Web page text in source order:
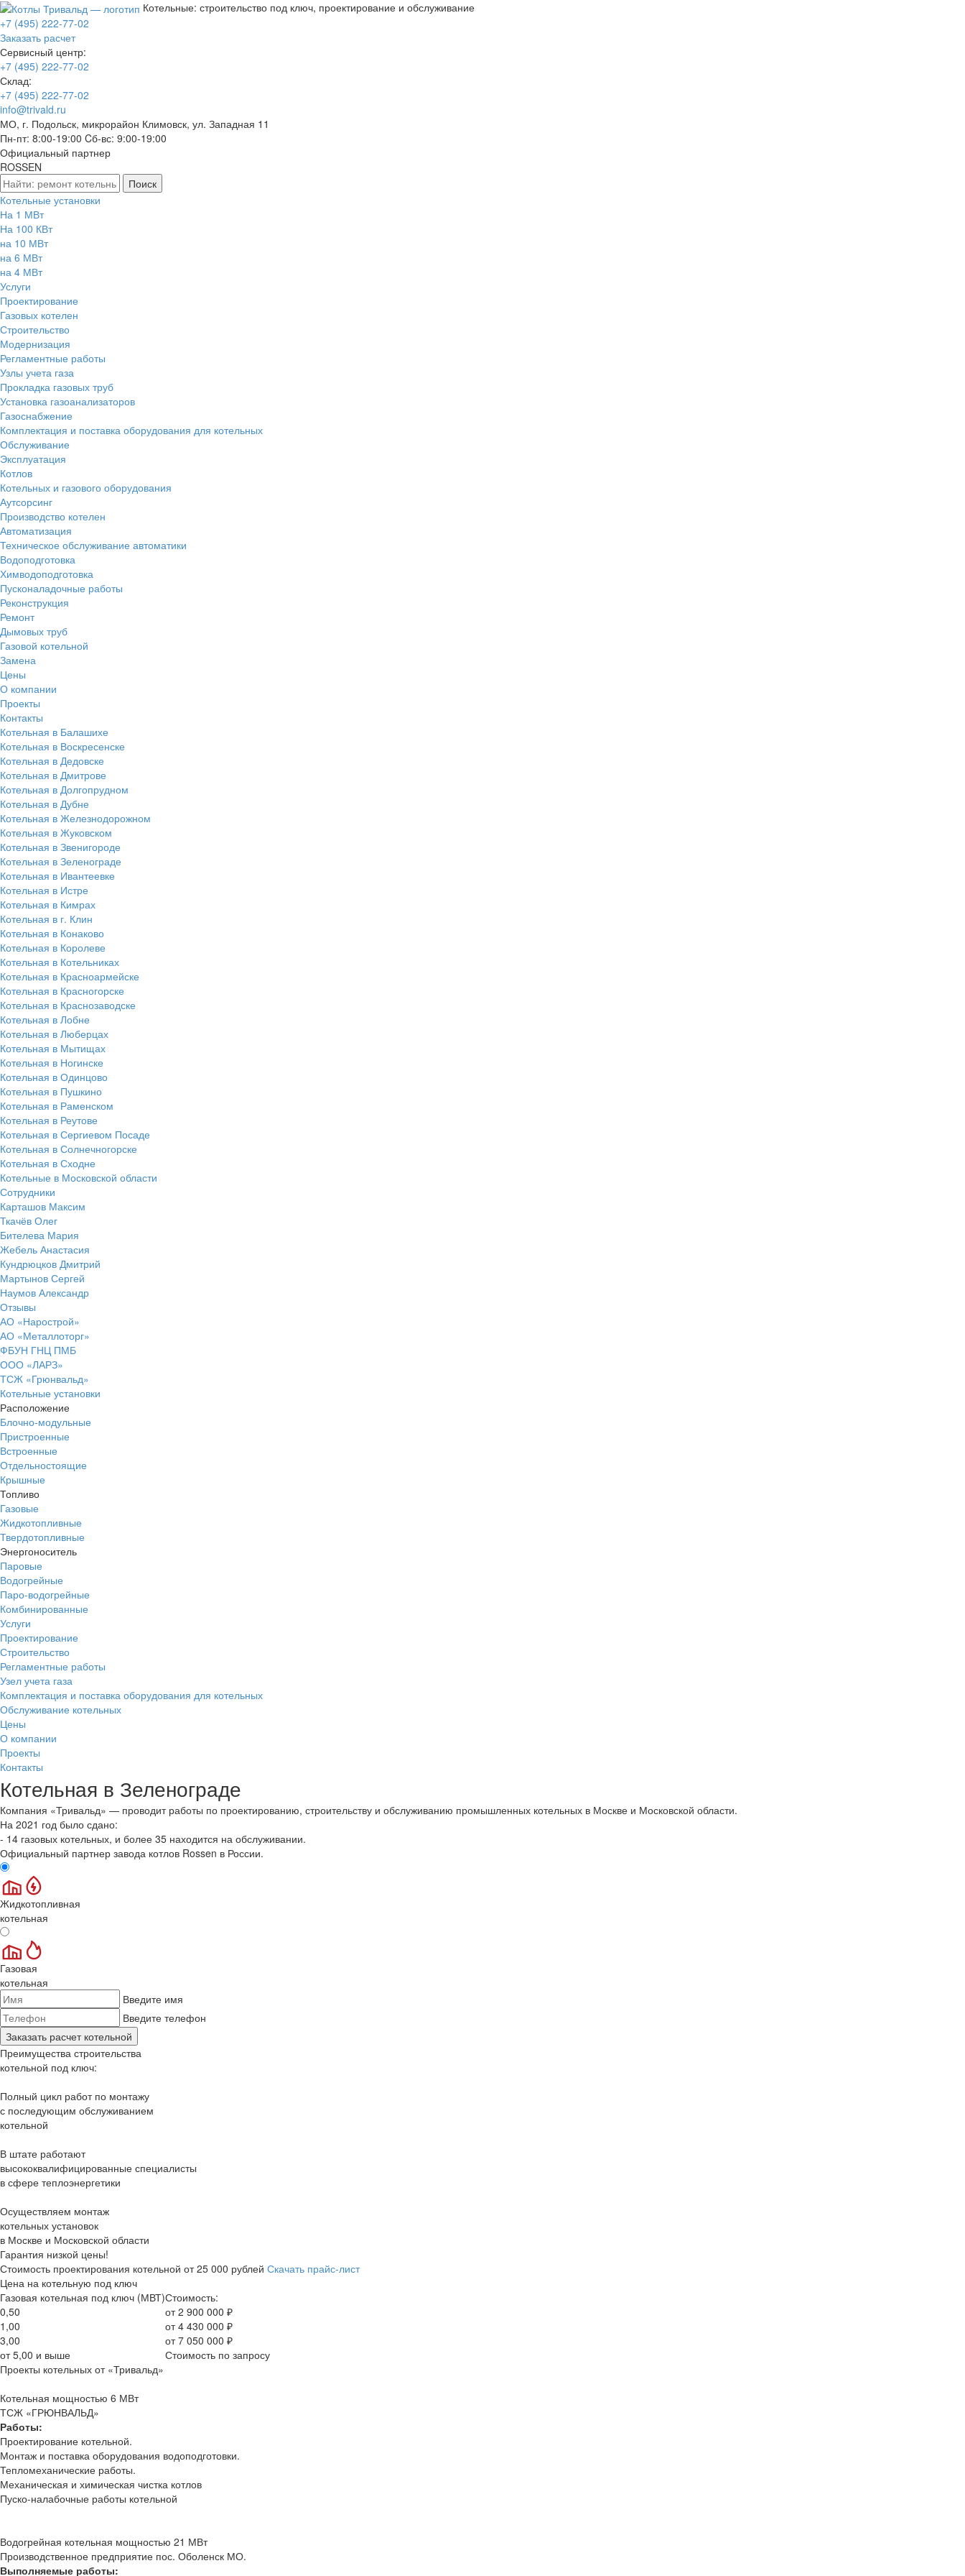
Котельные: строительство под ключ, проектирование и обслуживание
+7 (495) 222-77-02
Заказать расчет
Сервисный центр:
+7 (495) 222-77-02
Склад:
+7 (495) 222-77-02
info@trivald.ru
МО, г. Подольск, микрорайон Климовск, ул. Западная 11
Пн-пт: 8:00-19:00 Cб-вс: 9:00-19:00
Официальный партнер
ROSSEN
Котельные установки
На 1 МВт
На 100 КВт
на 10 МВт
на 6 МВт
на 4 МВт
Услуги
Проектирование
Газовых котелен
Строительство
Модернизация
Регламентные работы
Узлы учета газа
Прокладка газовых труб
Установка газоанализаторов
Газоснабжение
Комплектация и поставка оборудования для котельных
Обслуживание
Эксплуатация
Котлов
Котельных и газового оборудования
Аутсорсинг
Производство котелен
Автоматизация
Техническое обслуживание автоматики
Водоподготовка
Химводоподготовка
Пусконаладочные работы
Реконструкция
Ремонт
Дымовых труб
Газовой котельной
Замена
Цены
О компании
Проекты
Контакты
Котельная в Балашихе
Котельная в Воскресенске
Котельная в Дедовске
Котельная в Дмитрове
Котельная в Долгопрудном
Котельная в Дубне
Котельная в Железнодорожном
Котельная в Жуковском
Котельная в Звенигороде
Котельная в Зеленограде
Котельная в Ивантеевке
Котельная в Истре
Котельная в Кимрах
Котельная в г. Клин
Котельная в Конаково
Котельная в Королеве
Котельная в Котельниках
Котельная в Красноармейске
Котельная в Красногорске
Котельная в Краснозаводске
Котельная в Лобне
Котельная в Люберцах
Котельная в Мытищах
Котельная в Ногинске
Котельная в Одинцово
Котельная в Пушкино
Котельная в Раменском
Котельная в Реутове
Котельная в Сергиевом Посаде
Котельная в Солнечногорске
Котельная в Сходне
Котельные в Московской области
Сотрудники
Карташов Максим
Ткачёв Олег
Бителева Мария
Жебель Анастасия
Кундрюцков Дмитрий
Мартынов Сергей
Наумов Александр
Отзывы
АО «Нарострой»
АО «Металлоторг»
ФБУН ГНЦ ПМБ
ООО «ЛАРЗ»
ТСЖ «Грюнвальд»
Котельные установки
Расположение
Блочно-модульные
Пристроенные
Встроенные
Отдельностоящие
Крышные
Топливо
Газовые
Жидкотопливные
Твердотопливные
Энергоноситель
Паровые
Водогрейные
Паро-водогрейные
Комбинированные
Услуги
Проектирование
Строительство
Регламентные работы
Узел учета газа
Комплектация и поставка оборудования для котельных
Обслуживание котельных
Цены
О компании
Проекты
Контакты
Котельная в Зеленограде
Компания «Тривальд» — проводит работы по проектированию, строительству и обслуживанию промышленных котельных в Москве и Московской области.
На 2021 год было сдано:
- 14 газовых котельных, и более 35 находится на обслуживании.
Официальный партнер завода котлов Rossen в России.
Жидкотопливная
котельная
Газовая
котельная
Введите имя
Введите телефон
Преимущества строительства
котельной под ключ:
Полный цикл работ по монтажу
с последующим обслуживанием
котельной
В штате работают
высококвалифицированные специалисты
в сфере теплоэнергетики
Осуществляем монтаж
котельных установок
в Москве и Московской области
Гарантия низкой цены!
Стоимость проектирования котельной от 25 000 рублей Скачать прайс-лист
Цена на котельную под ключ
Газовая котельная под ключ (МВТ)Стоимость:
0,50
от 2 900 000 ₽
1,00
от 4 430 000 ₽
3,00
от 7 050 000 ₽
от 5,00 и выше
Стоимость по запросу
Проекты котельных от «Тривальд»
Котельная мощностью 6 МВт
ТСЖ «ГРЮНВАЛЬД»
Работы:
Проектирование котельной.
Монтаж и поставка оборудования водоподготовки.
Тепломеханические работы.
Механическая и химическая чистка котлов
Пуско-налабочные работы котельной
Водогрейная котельная мощностью 21 МВт
Производственное предприятие пос. Оболенск МО.
Выполняемые работы: